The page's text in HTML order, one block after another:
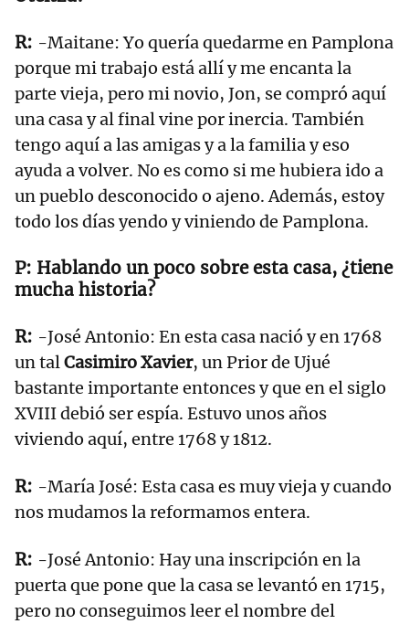
-Maitane: Yo quería quedarme en Pamplona
porque mi trabajo está allí y me encanta la
parte vieja, pero mi novio, Jon, se compró aquí
una casa y al final vine por inercia. También
tengo aquí a las amigas y a la familia y eso
ayuda a volver. No es como si me hubiera ido a
un pueblo desconocido o ajeno. Además, estoy
todo los días yendo y viniendo de Pamplona.
Hablando un poco sobre esta casa, ¿tiene
mucha historia?
-José Antonio: En esta casa nació y en 1768
un talCasimiro Xavier, un Prior de Ujué
bastante importante entonces y que en el siglo
XVIII debió ser espía. Estuvo unos años
viviendo aquí, entre 1768 y 1812.
-María José: Esta casa es muy vieja y cuando
nos mudamos la reformamos entera.
-José Antonio: Hay una inscripción en la
puerta que pone que la casa se levantó en 1715,
pero no conseguimos leer el nombre del